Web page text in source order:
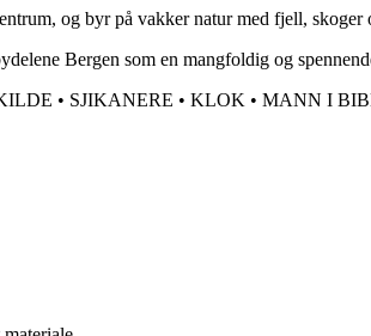
og byr på vakker natur med fjell,
Bergen som en mangfoldig og
• SJIKANERE • KLOK • MANN I